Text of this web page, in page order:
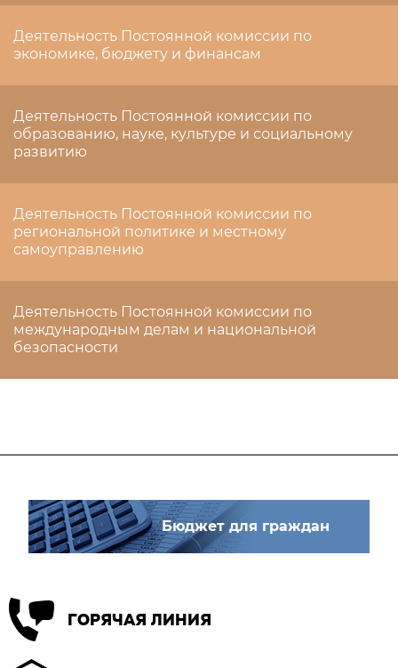
Деятельность Постоянной комиссии по
экономике, бюджету и финансам
Деятельность Постоянной комиссии по
образованию, науке, культуре и социальному
развитию
Деятельность Постоянной комиссии по
региональной политике и местному
самоуправлению
Деятельность Постоянной комиссии по
международным делам и национальной
безопасности
Бюджет для граждан
ГОРЯЧАЯ ЛИНИЯ